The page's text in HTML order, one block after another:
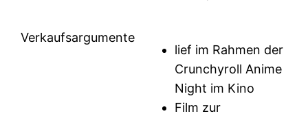
Verkaufsargumente
lief im Rahmen der
Crunchyroll Anime
Night im Kino
Film zur